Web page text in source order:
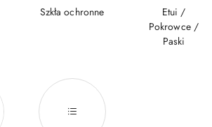
Szkła ochronne
Etui /
Pokrowce /
Paski